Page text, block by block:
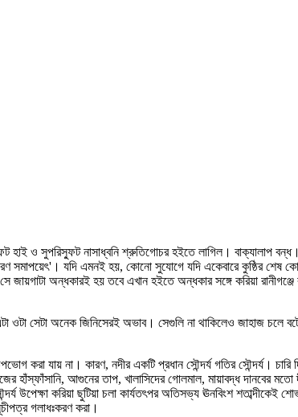
হাই ও সুপরিস্ফুট নাসাধ্বনি শ্রুতিগোচর হইতে লাগিল। বাক্যালাপ
যদি এমনই হয়, কোনো সুযোগে যদি একেবারে কুষ্ঠির শেষ
অন্ধকারই হয় তবে এখান হইতে অন্ধকার সঙ্গে করিয়া
ওটা সেটা অনেক জিনিসেরই অভাব। সেগুলি না থাকিলেও জাহাজ চলে
করা যায় না। কারণ, নদীর একটি প্রধান সৌন্দর্য গতির সৌন্দর্য।
হাঁস্‌ফাঁসানি, আগুনের তাপ, খালাসিদের গোলমাল, মায়াবদ্ধ দানবের
উপেক্ষা করিয়া ছুটিয়া চলা কার্যতৎপর অতিসভ্য ঊনবিংশ
গলাধঃকরণ করা।